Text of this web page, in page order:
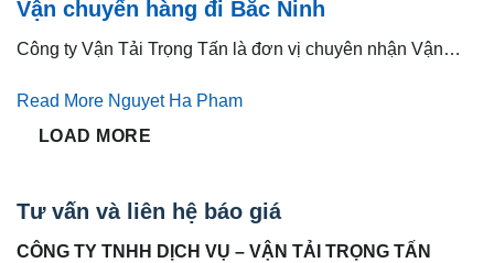
Vận chuyển hàng đi Bắc Ninh
Công ty Vận Tải Trọng Tấn là đơn vị chuyên nhận Vận…
Read More Nguyet Ha Pham
LOAD MORE
Tư vấn và liên hệ báo giá
CÔNG TY TNHH DỊCH VỤ – VẬN TẢI TRỌNG TẤN